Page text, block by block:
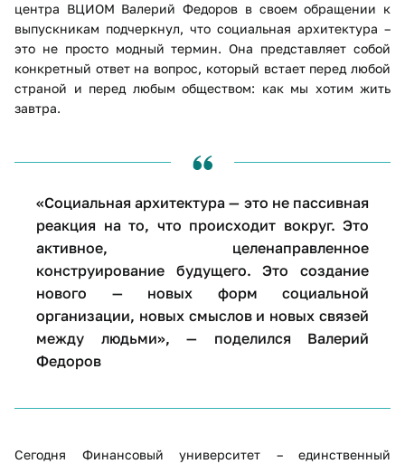
центра ВЦИОМ Валерий Федоров в своем обращении к
выпускникам подчеркнул, что социальная архитектура –
это не просто модный термин. Она представляет собой
конкретный ответ на вопрос, который встает перед любой
страной и перед любым обществом: как мы хотим жить
завтра.
«Социальная архитектура — это не пассивная
реакция на то, что происходит вокруг. Это
активное, целенаправленное
конструирование будущего. Это создание
нового — новых форм социальной
организации, новых смыслов и новых связей
между людьми», — поделился Валерий
Федоров
Сегодня Финансовый университет – единственный